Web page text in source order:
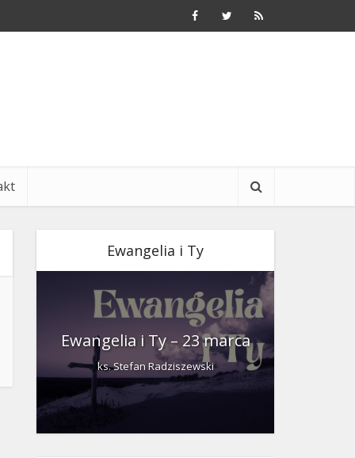
Ewangelia i Ty
Ewangelia i Ty – 23 marca
ks. Stefan Radziszewski